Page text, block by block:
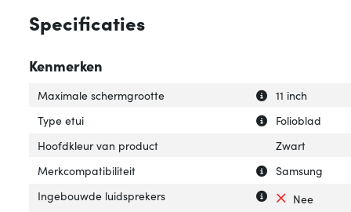
Specificaties
Kenmerken
Uitleg over
Verberg uitleg
Maximale schermgrootte
11 inch
Uitleg over
Verberg uitleg
Type etui
Folioblad
Hoofdkleur van product
Zwart
Uitleg over
Verberg uitleg
Merkcompatibiliteit
Samsung
Uitleg over
Verberg uitleg
Ingebouwde luidsprekers Nee